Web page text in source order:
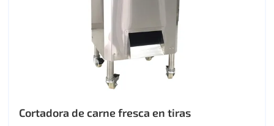
Cortadora de carne fresca en tiras